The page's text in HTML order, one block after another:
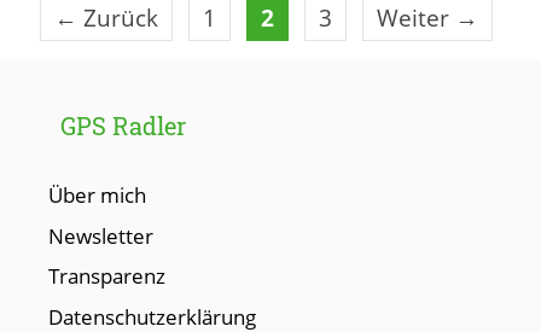
← Zurück Seite
1 Seite
2 Seite
3 Weiter →
GPS Radler
Über mich
Newsletter
Transparenz
Datenschutzerklärung